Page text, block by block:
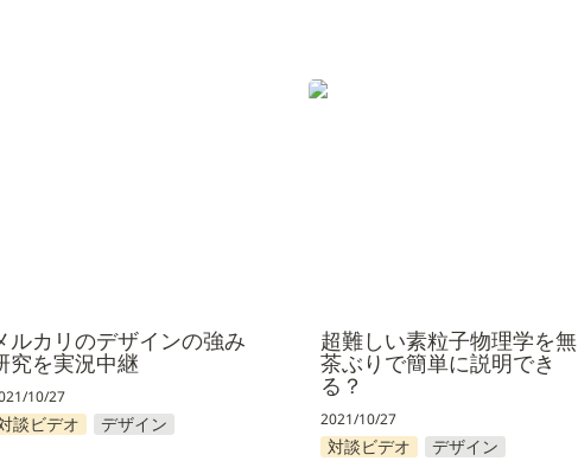
カリのデザインの強み研究
ルカリのデザインの強み
究を実況中継
10/27
談ビデオ デザイン
超難しい素粒子物理学を無茶ぶ
超難しい素粒子物理学を無
茶ぶりで簡単に説明でき
る？
2021/10/27
対談ビデオ デザイン